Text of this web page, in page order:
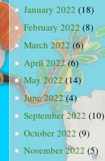
January 2022 (18)
February 2022 (8)
March 2022(6)
April 2022(6)
May 2022(14)
June 2022(4)
September 2022 (10)
October 2022 (9)
November 2022 (5)